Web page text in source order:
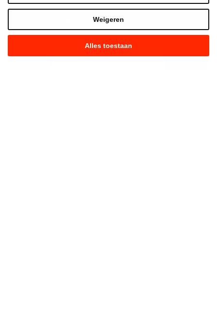
Alles toestaan
Weigeren
Ik aanvaard de
gebruiksvoorwaarden*